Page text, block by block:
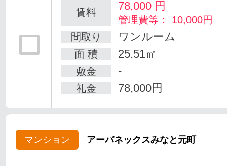
賃料 78,000 円
管理費等： 10,000円
間取り
ワンルーム
面 積 25.51㎡
敷金 -
礼金 78,000円
マンション アーバネックスみなと元町